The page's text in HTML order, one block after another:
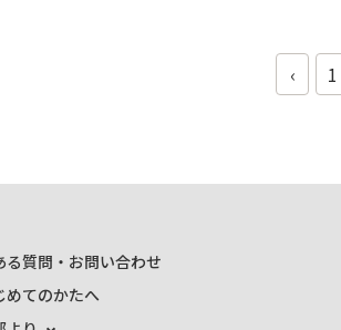
‹ 1
る質問・お問い合わせ
めてのかたへ